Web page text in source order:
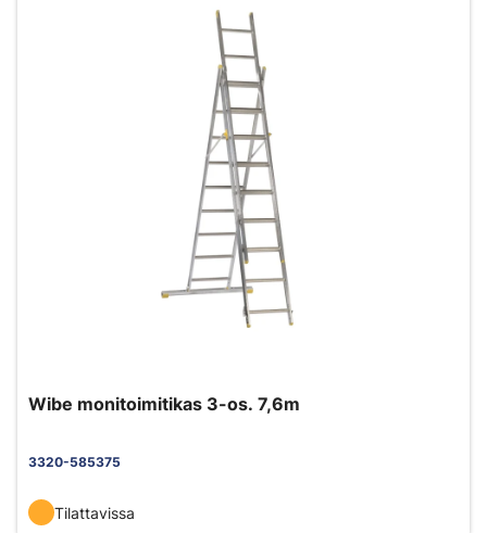
Wibe monitoimitikas 3-os. 7,6m
3320-585375
Tilattavissa